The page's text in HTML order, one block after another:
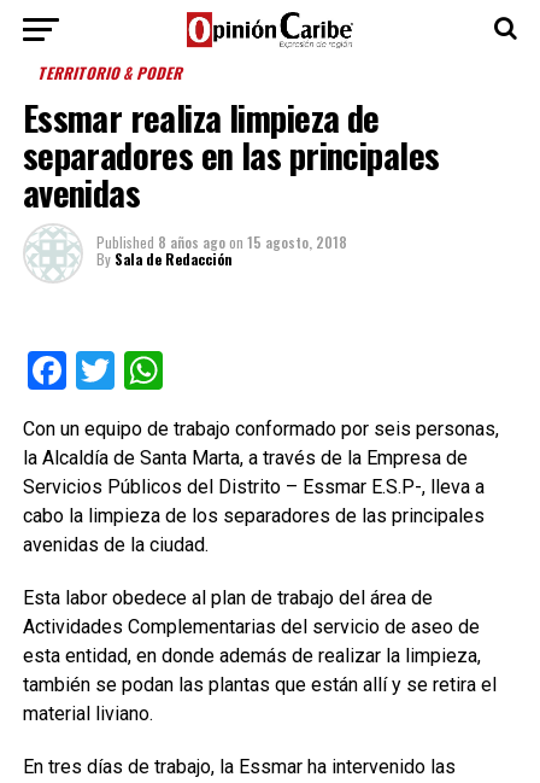
TERRITORIO & PODER
Essmar realiza limpieza de
separadores en las principales
avenidas
Published 8 años agoon 15 agosto, 2018
By Sala de Redacción
Facebook
TwitterWhatsApp
Con un equipo de trabajo conformado por seis personas,
la Alcaldía de Santa Marta, a través de la Empresa de
Servicios Públicos del Distrito – Essmar E.S.P-, lleva a
cabo la limpieza de los separadores de las principales
avenidas de la ciudad.
Esta labor obedece al plan de trabajo del área de
Actividades Complementarias del servicio de aseo de
esta entidad, en donde además de realizar la limpieza,
también se podan las plantas que están allí y se retira el
material liviano.
En tres días de trabajo, la Essmar ha intervenido las